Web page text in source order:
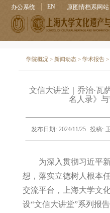
办公系统 EN 原图情档系网站
学院概况 > 新闻动态 >学术报告 >
文信大讲堂｜乔治·瓦
名人录》
发布日期: 2024/11/25 投稿:
为深入贯彻习近平
想，落实立德树人根本
交流平台，上海大学文
设“文信大讲堂”系列报